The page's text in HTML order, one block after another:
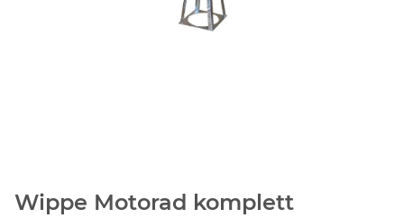
Wippe Motorad komplett